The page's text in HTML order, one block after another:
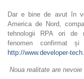
Dar e bine de avut în
America de Nord,
tehnologii RPA ori de
fenomen confirmat
http://www.developer-
Noua realitate are